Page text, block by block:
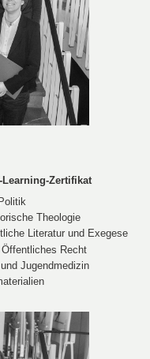
Zertifikat
Theologie
Literatur und Exegese
Recht
Jugendmedizin